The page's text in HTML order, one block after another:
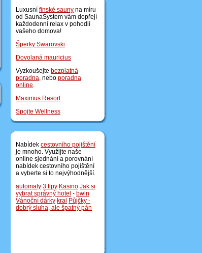
Luxusní finské sauny na míru
od SaunaSystem vám dopřejí
každodenní relax v pohodlí
vašeho domova!
Šperky Swarovski
Dovolaná mauricius
Vyzkoušejte bezplatná
poradna, nebo poradna
online.
Maximus Resort
Spojte Wellness
Nabídek cestovního pojištění
je mnoho. Využijte naše
online sjednání a porovnání
nabídek cestovního pojištění
a vyberte si to nejvýhodnější.
automaty 3 tipy Kasino Jak si
vybrat správný hotel - bwin
Vánoční dárky kral Půjčky -
dobrý sluha, ale špatný pán